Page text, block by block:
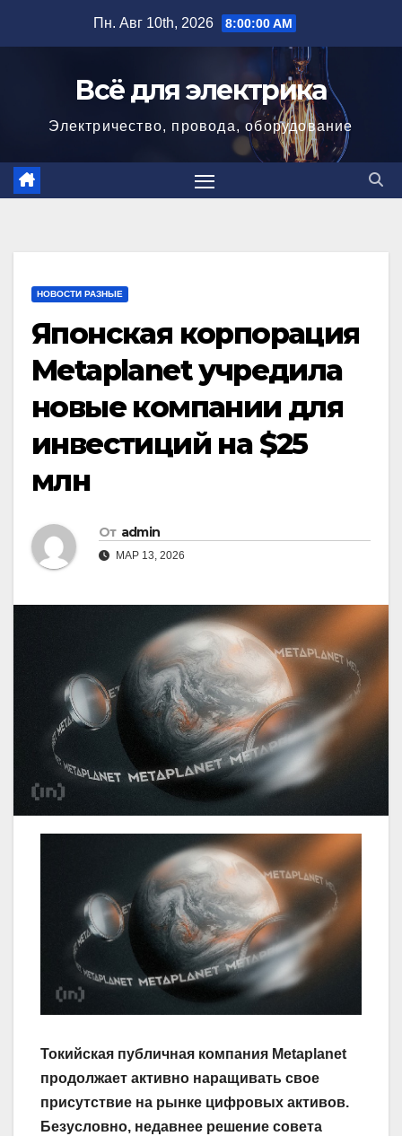
Пн. Авг 10th, 2026 8:00:01 AM
Всё для электрика
Электричество, провода, оборудование
НОВОСТИ РАЗНЫЕ
Японская корпорация
Metaplanet учредила
новые компании для
инвестиций на $25
млн
От admin
МАР 13, 2026
Токийская публичная компания Metaplanet
продолжает активно наращивать свое
присутствие на рынке цифровых активов.
Безусловно, недавнее решение совета